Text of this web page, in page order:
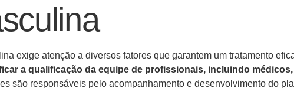
exige atenção a diversos fatores que garantem um tratamento
a qualificação da equipe de profissionais, incluindo médicos,
são responsáveis pelo acompanhamento e desenvolvimento do